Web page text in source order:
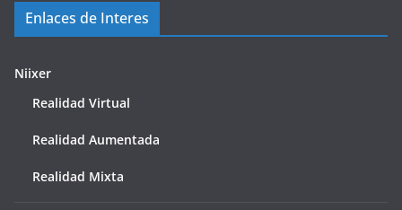
Enlaces de Interes
Niixer
Realidad Virtual
Realidad Aumentada
Realidad Mixta